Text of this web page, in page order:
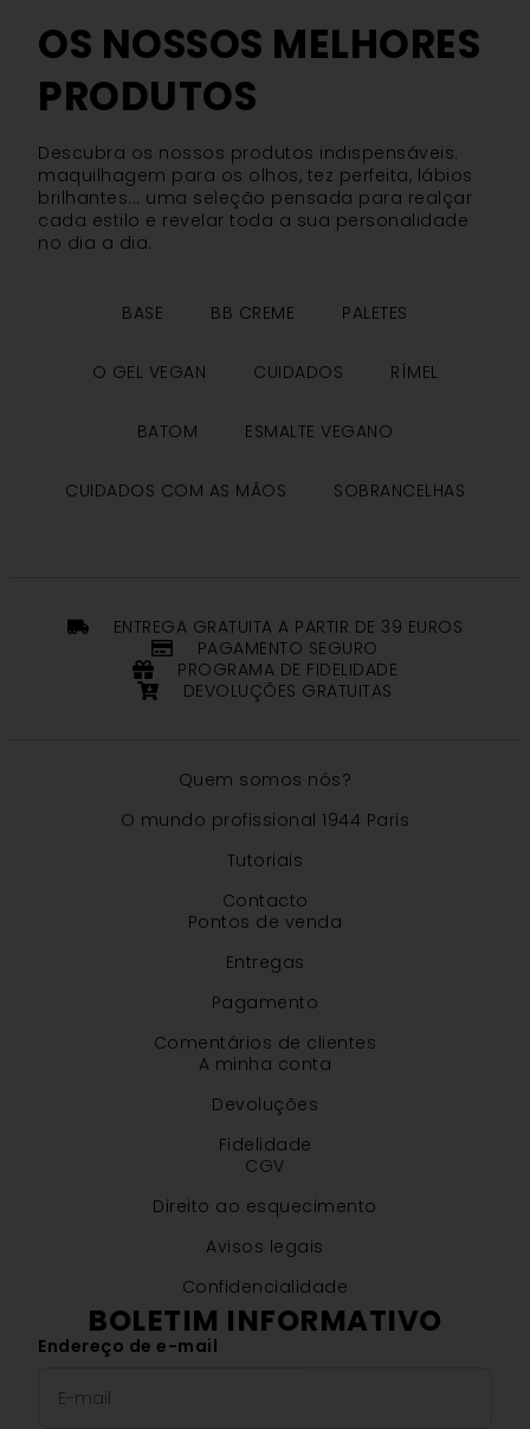
OS NOSSOS MELHORES
PRODUTOS
Descubra os nossos produtos indispensáveis:
maquilhagem para os olhos, tez perfeita, lábios
brilhantes... uma seleção pensada para realçar
cada estilo e revelar toda a sua personalidade
no dia a dia.
BASE BB CREME PALETES
O GEL VEGAN CUIDADOS RÍMEL
BATOM ESMALTE VEGANO
CUIDADOS COM AS MÃOS SOBRANCELHAS
ENTREGA GRATUITA A PARTIR DE 39 EUROS
PAGAMENTO SEGURO
PROGRAMA DE FIDELIDADE
DEVOLUÇÕES GRATUITAS
Quem somos nós?
O mundo profissional 1944 Paris
Tutoriais
Contacto
Pontos de venda
Entregas
Pagamento
Comentários de clientes
A minha conta
Devoluções
Fidelidade
CGV
Direito ao esquecimento
Avisos legais
Confidencialidade
BOLETIM INFORMATIVO
Endereço de e-mail